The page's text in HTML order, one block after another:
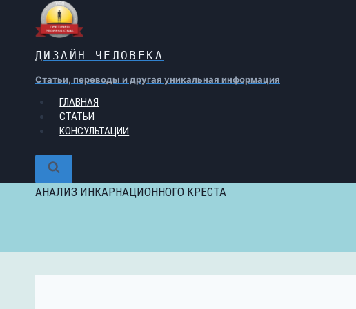
Перейти
содержимому
ДИЗАЙН ЧЕЛОВЕКА
Статьи, переводы и другая уникальная информация
ГЛАВНАЯ
СТАТЬИ
КОНСУЛЬТАЦИИ
АНАЛИЗ ИНКАРНАЦИОННОГО КРЕСТА